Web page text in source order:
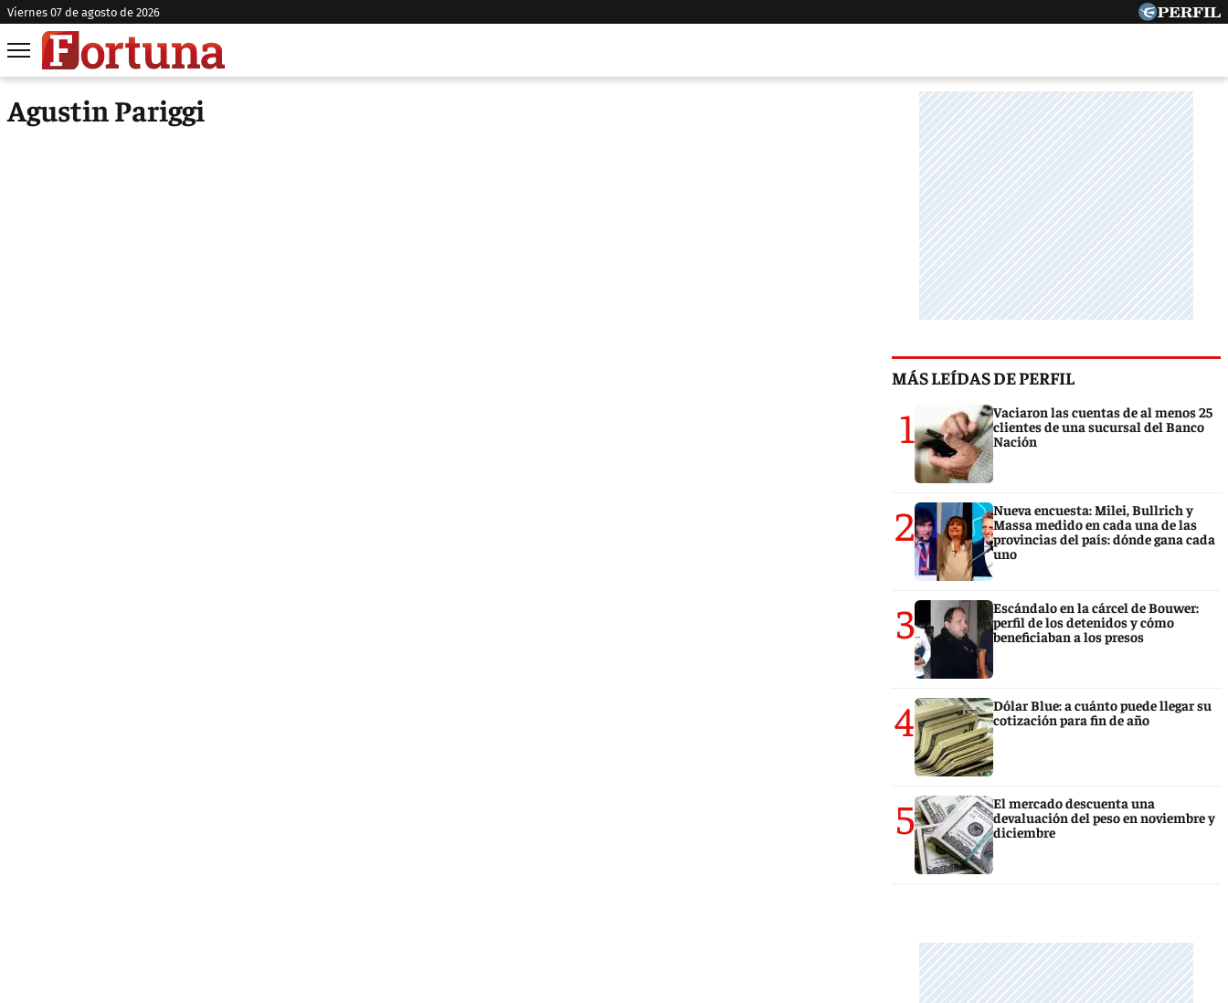
viernes 07 de agosto de 2026
Agustin Pariggi
MÁS LEÍDAS DE PERFIL
1
Vaciaron las cuentas de al menos 25
clientes de una sucursal del Banco
Nación
2
Nueva encuesta: Milei, Bullrich y
Massa medido en cada una de las
provincias del país: dónde gana cada
uno
3
Escándalo en la cárcel de Bouwer:
perfil de los detenidos y cómo
beneficiaban a los presos
4
Dólar Blue: a cuánto puede llegar su
cotización para fin de año
5
El mercado descuenta una
devaluación del peso en noviembre y
diciembre